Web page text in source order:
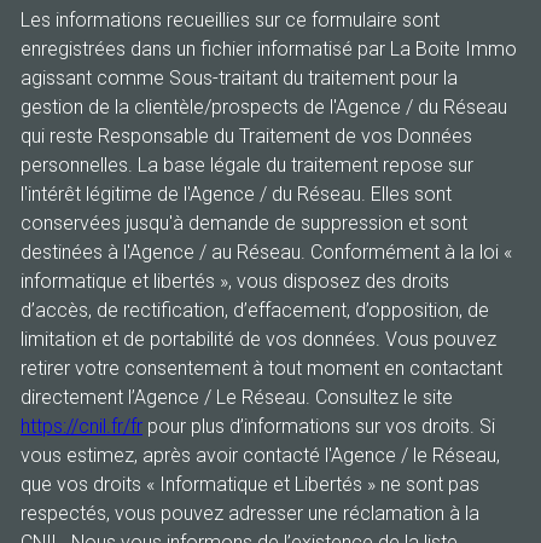
Les informations recueillies sur ce formulaire sont
enregistrées dans un fichier informatisé par La Boite Immo
agissant comme Sous-traitant du traitement pour la
gestion de la clientèle/prospects de l'Agence / du Réseau
qui reste Responsable du Traitement de vos Données
personnelles. La base légale du traitement repose sur
l'intérêt légitime de l'Agence / du Réseau. Elles sont
conservées jusqu'à demande de suppression et sont
destinées à l'Agence / au Réseau. Conformément à la loi «
informatique et libertés », vous disposez des droits
d’accès, de rectification, d’effacement, d’opposition, de
limitation et de portabilité de vos données. Vous pouvez
retirer votre consentement à tout moment en contactant
directement l’Agence / Le Réseau. Consultez le site
https://cnil.fr/fr pour plus d’informations sur vos droits. Si
vous estimez, après avoir contacté l'Agence / le Réseau,
que vos droits « Informatique et Libertés » ne sont pas
respectés, vous pouvez adresser une réclamation à la